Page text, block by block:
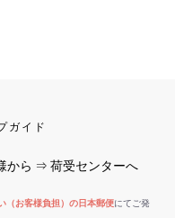
ガイド
から ⇒ 荷受センターへ
（お客様負担）の日本郵便にてご発